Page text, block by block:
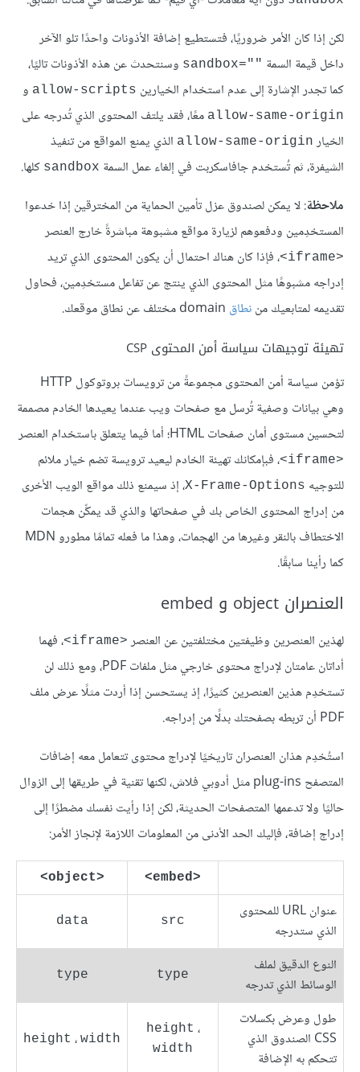
لكن إذا كان الأمر ضروريًا، فتستطيع إضافة الأذونات واحدًا تلو الآخر
داخل قيمة السمة ""=sandbox
وسنتحدث عن هذه الأذونات تاليًا،
كما تجدر الإشارة إلى عدم استخدام الخيارين allow-scripts و
allow-same-origin معًا، فقد يلتف المحتوى الذي تُدرجه على
الخيار allow-same-origin الذي يمنع المواقع من تنفيذ
الشيفرة، ثم تُستخدم جافاسكربت في إلغاء عمل السمة sandbox كلها.
ملاحظة: لا يمكن لصندوق عزل تأمين الحماية من المخترقين إذا خدعوا
المستخدِمين ودفعوهم لزيارة مواقع مشبوهة مباشرةً خارج العنصر
<iframe>
، فإذا كان هناك احتمال أن يكون المحتوى الذي تريد
إدراجه مشبوهًا مثل المحتوى الذي ينتج عن تفاعل مستخدِمين، فحاول
تقديمه لمتابعيك مننطاق
تهيئة توجيهات سياسة أمن المحتوى CSP
تؤمن سياسة أمن المحتوى مجموعةً من ترويسات بروتوكول HTTP
وهي بيانات وصفية تُرسل مع صفحات ويب عندما يعيدها الخادم مصممة
لتحسين مستوى أمان صفحات HTML؛ أما فيما يتعلق باستخدام العنصر
<iframe>
، فبإمكانك تهيئة الخادم ليعيد ترويسة تضم خيار ملائم
للتوجيه X-Frame-Options، إذ سيمنع ذلك مواقع الويب الأخرى
من إدراج المحتوى الخاص بك في صفحاتها والذي قد يمكِّن هجمات
الاختطاف بالنقر وغيرها من الهجمات، وهذا ما فعله تمامًا مطورو MDN
كما رأينا سابقًا.
العنصران object و embed
لهذين العنصرين وظيفتين مختلفتين عن العنصر <iframe>
، فهما
أداتان عامتان لإدراج محتوى خارجي مثل ملفات PDF، ومع ذلك لن
تستخدِم هذين العنصرين كثيرًا، إذ يستحسن إذا أردت مثلًا عرض ملف
PDF أن تربطه بصفحتك بدلًا من إدراجه.
استُخدِم هذان العنصران تاريخيًا لإدراج محتوى تتعامل معه إضافات
المتصفح plug-ins مثل أدوبي فلاش، لكنها تقنية في طريقها إلى الزوال
حاليًا ولا تدعمها المتصفحات الحديثة، لكن إذا رأيت نفسك مضطرًا إلى
إدراج إضافة، فإليك الحد الأدنى من المعلومات اللازمة لإنجاز الأمر:
<embed>
<object>
عنوان URL للمحتوى
الذي ستدرجه
src
data
النوع الدقيق لملف
الوسائط الذي تدرجه
type
type
طول وعرض بكسلات
CSS الصندوق الذي
تتحكم به الإضافة
height ،
width
height ، width